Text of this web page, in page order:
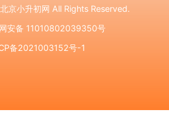
北京小升初网 All Rights Reserved.
安备 11010802039350号
备2021003152号-1